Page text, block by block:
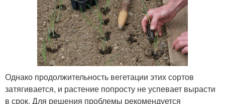
Однако продолжительность вегетации этих сортов
затягивается, и растение попросту не успевает вырасти
в срок. Для решения проблемы рекомендуется